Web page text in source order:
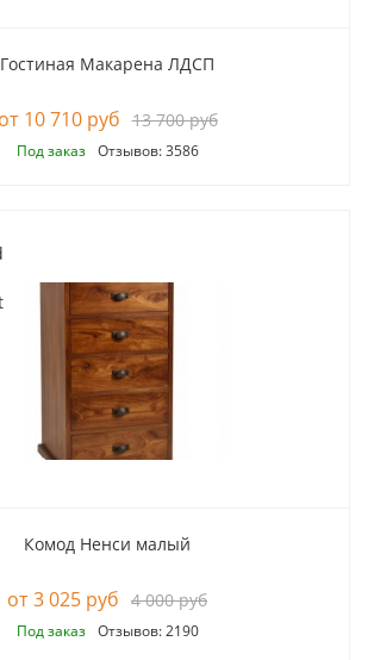
Гостиная Макарена ЛДСП
10 710 руб 13 700 руб
Под заказ Отзывов: 3586
Комод Ненси малый
3 025 руб 4 000 руб
Под заказ Отзывов: 2190